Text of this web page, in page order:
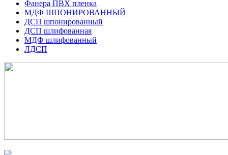
Фанера ПВХ пленка
МДФ ШПОНИРОВАННЫЙ
ДСП шпонированный
ДСП шлифованная
МДФ шлифованный
ЛДСП